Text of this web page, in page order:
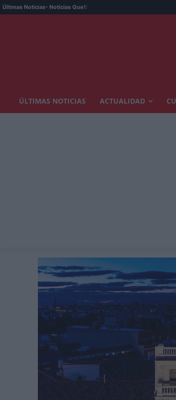
Últimas Noticias- Noticias Que!:
ÚLTIMAS NOTICIAS ACTUALIDAD